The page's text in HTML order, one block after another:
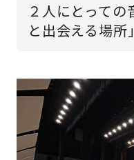
２人にとって
と出会える場所」